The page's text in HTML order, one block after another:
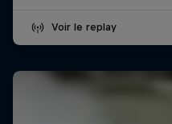
Voir le replay